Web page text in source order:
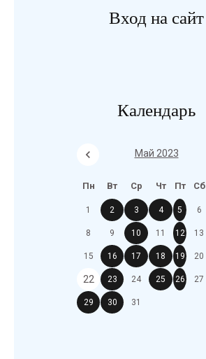
Вход на сайт
Календарь
Май 2023
Пн Вт Ср Чт Пт Сб
1 2 3 4 5 6
8 9 10 11 12 13
15 16 17 18 19 20
22 23 24 25 26 27
29 30 31